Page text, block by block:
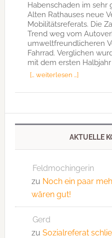
Habenschaden im sehr
Alten Rathauses neue
Mobilitätsreferats. Die
Trend weg vom
umweltfreundlicheren
Fahrrad. Verglichen
mit dem ersten Halbjahr
[… weiterlesen …]
AKTUELLE
Feldmochingerin
zu Noch ein paar
wären gut!
Gerd
zu Sozialreferat